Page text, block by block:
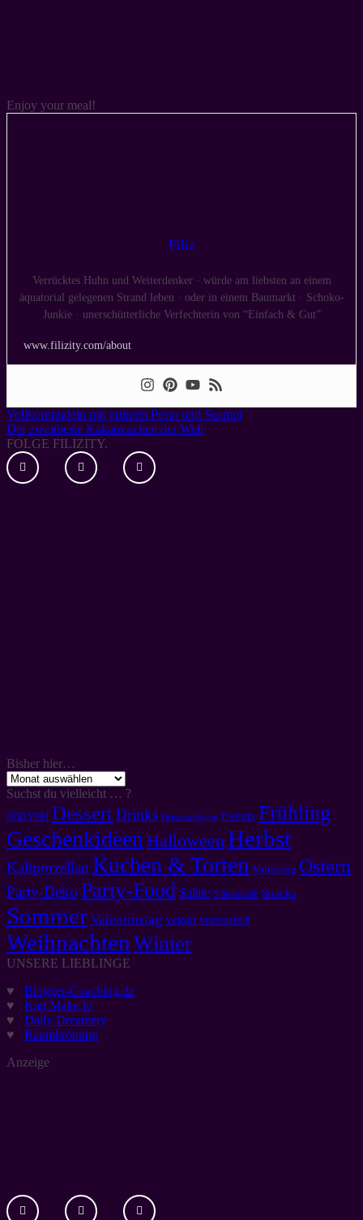
Enjoy your meal!
Filiz
Verrücktes Huhn und Weiterdenker · würde am liebsten an einem
äquatorial gelegenen Strand leben · oder in einem Baumarkt · Schoko-
Junkie · unerschütterliche Verfechterin von “Einfach & Gut”
www.filizity.com/about
Vollkornnudeln mit grünem Pesto und Scampi
Der zweitbeste Kakaokuchen der Welt
FOLGE FILIZITY.
Bisher hier…
Bisher
hier…
Suchst du vielleicht … ?
#DBVDH DessertDrinks Druckvorlagen Events Frühling
Geschenkideen HalloweenHerbst
Kaltporzellan Kuchen & Torten Muttertag Ostern
Party-Deko Party-Food Salate Schokolade Snacks
Sommer Valentinstag vegan vegetarisch
Weihnachten Winter
UNSERE LIEBLINGE
♥ Blogger-Coaching.de
♥ Kati Make It!
♥ Daily Dreamery
♥ Raumkrönung
Anzeige